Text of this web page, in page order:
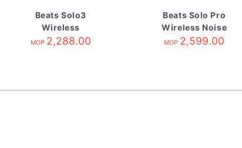
Beats Solo3
Wireless
Headphones-
MOP 2,288.00
Beats Solo Pro
Wireless Noise
Cancelling
MOP 2,599.00